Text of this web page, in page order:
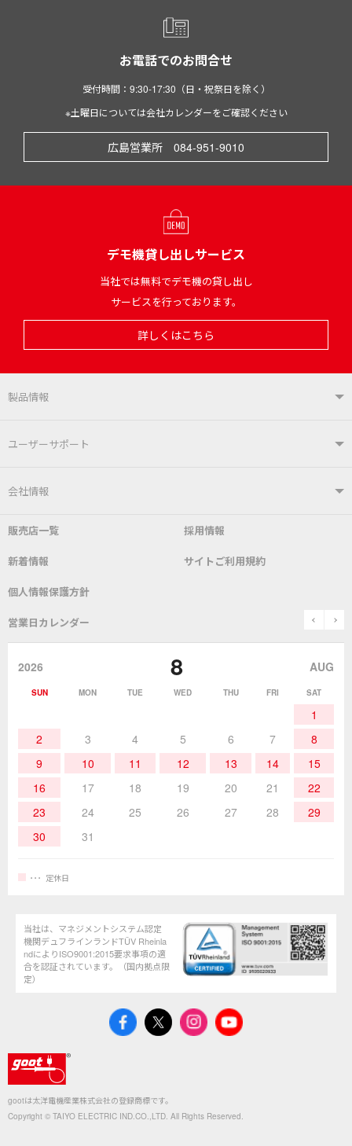
お電話でのお問合せ
受付時間：9:30-17:30（日・祝祭日を除く）
※土曜日については会社カレンダーをご確認ください
広島営業所 084-951-9010
デモ機貸し出しサービス
当社では無料でデモ機の貸し出し
サービスを行っております。
詳しくはこちら
製品情報
製品情報TOP
はんだ付けシステム
こて先 自動はんだ送り装置
表面実装/SMT関連
作業環境／材料
ユーザーサポート
ユーザーサポートTOP
よくあるご質問 デモ機貸し出しサービス
SDS(MSDS)製品
取扱説明書
該非説明発行の申込み
会社情報
会社概要 社長あいさつ
グットのあゆみ
販売店一覧 採用情報
新着情報 サイトご利用規約
個人情報保護方針
営業日カレンダー prev
2026 8 AUG
SUN MON TUE WED THU FRI SAT
1
2
3 4 5 6 7
8
9
10 11 12 13 14
15
16
17 18 19 20 21
22
23
24 25 26 27 28
29
30
31
定休日
当社は、マネジメントシステム認定
機関デュフラインランドTÜV Rheinla
ndによりISO9001:2015要求事項の適
合を認証されています。（国内拠点限
定）
gootは太洋電機産業株式会社の登録商標です。
Copyright © TAIYO ELECTRIC IND.CO.,LTD. All Rights Reserved.